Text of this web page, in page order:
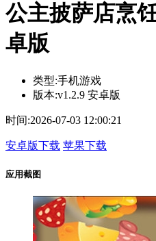
公主披萨店烹
卓版
类型:手机游戏
版本:v1.2.9 安卓版
时间:2026-07-03 12:00:21
安卓版下载 苹果下载
应用截图